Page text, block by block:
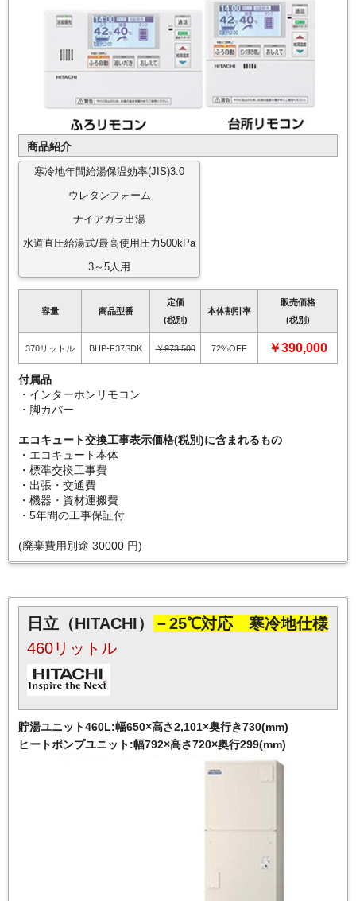
商品紹介
寒冷地年間給湯保温効率(JIS)3.0
ウレタンフォーム
ナイアガラ出湯
水道直圧給湯式/最高使用圧力500kPa
3～5人用
容量 商品型番
定価
(税別)
本体割引率
販売価格
(税別)
370リットル BHP-F37SDK ￥973,500 72%OFF ￥390,000
付属品
・インターホンリモコン
・脚カバー
エコキュート交換工事表示価格(税別)に含まれるもの
・エコキュート本体
・標準交換工事費
・出張・交通費
・機器・資材運搬費
・5年間の工事保証付
(廃棄費用別途 30000 円)
日立（HITACHI）
－25℃対応 寒冷地仕様
460リットル
貯湯ユニット460L:幅650×高さ2,101×奥行き730(mm)
ヒートポンプユニット:幅792×高さ720×奥行299(mm)